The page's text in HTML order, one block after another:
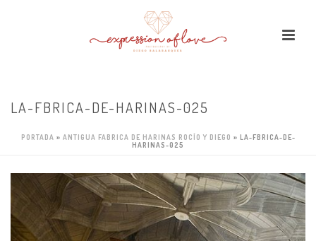
LA-FBRICA-DE-HARINAS-025
PORTADA » ANTIGUA FABRICA DE HARINAS ROCÍO Y DIEGO » LA-FBRICA-DE-
HARINAS-025